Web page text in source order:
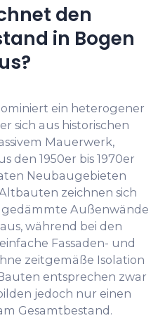
den
in Bogen
ein heterogener
sich aus historischen
Mauerwerk,
den 1950er bis 1970er
Neubaugebieten
zeichnen sich
Außenwände
während bei den
Fassaden- und
zeitgemäße Isolation
entsprechen zwar
jedoch nur einen
Gesamtbestand.